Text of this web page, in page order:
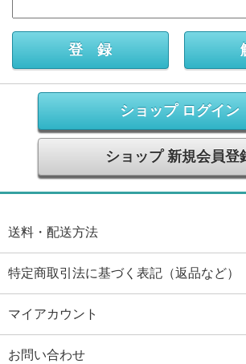
ショップ ログイン
ショップ 新規会員登
送料・配送方法
特定商取引法に基づく表記（返品など）
マイアカウント
お問い合わせ